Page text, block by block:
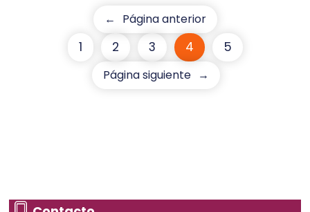
← Página anterior
1 2 3 4 5
Página siguiente →